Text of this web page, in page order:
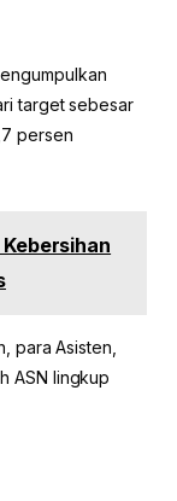
target sebesar
persen
para Asisten,
ASN lingkup